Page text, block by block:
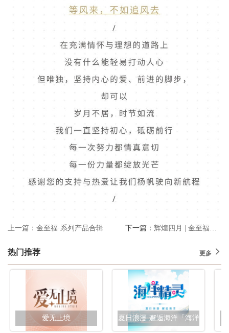
上一篇：金至福·系列产品合辑 下一篇： 辉煌四月 | 金至福再铸新里程！
热门推荐 更多
爱无止境
夏日浪漫·邂逅海洋「海洋